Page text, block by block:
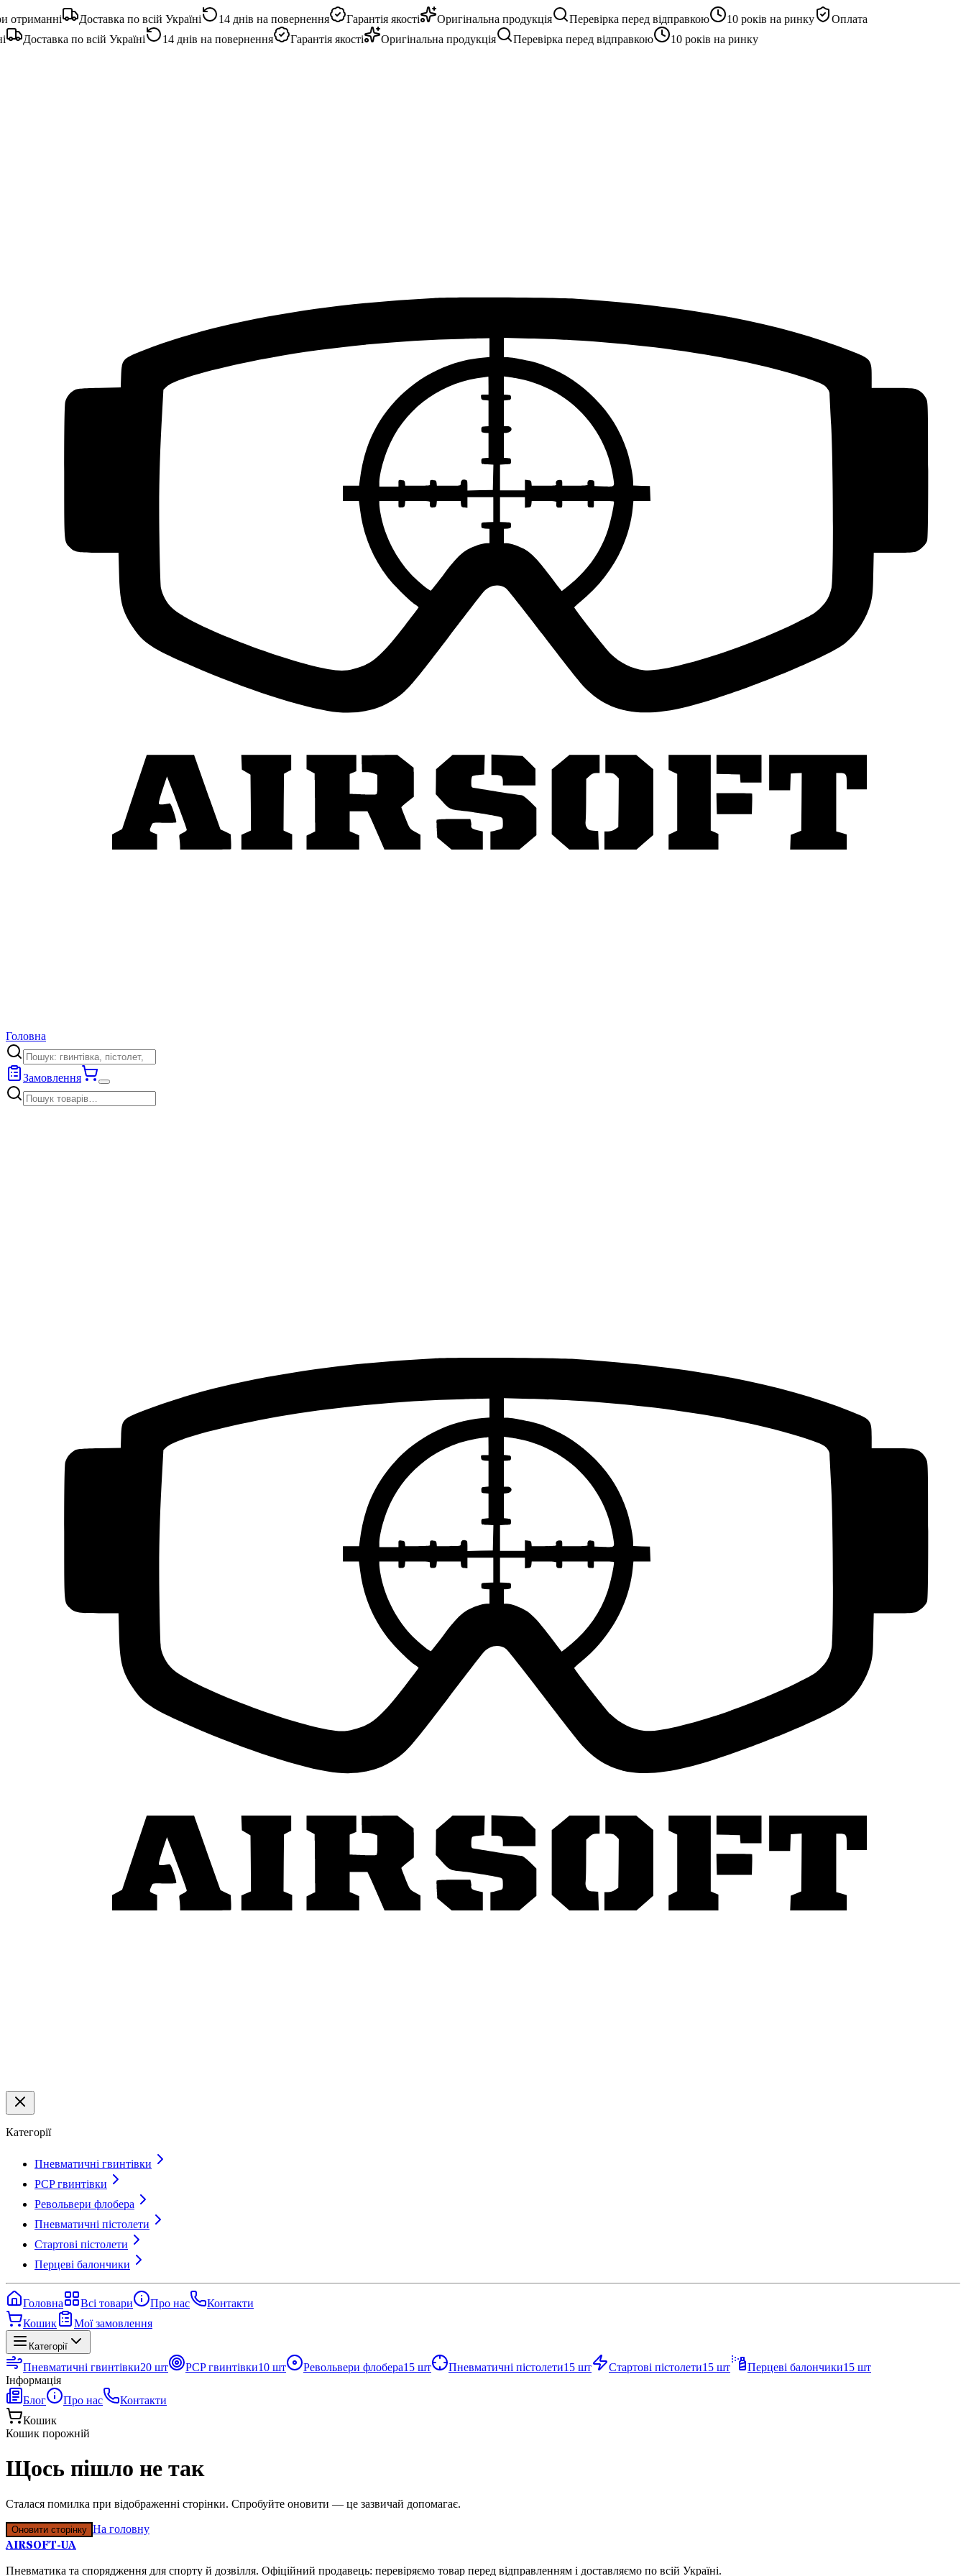
Доставка по всій Україні 14 днів на повернення Гарантія якості Оригінальна продукція Перевірка перед відправкою 10 років на ринку
Оплата
Доставка по всій Україні
14 днів на повернення Гарантія якості Оригінальна продукція Перевірка перед відправкою 10 років на ринку
Головна
Замовлення
Категорії
Пневматичні гвинтівки
PCP гвинтівки
Револьвери флобера
Пневматичні пістолети
Стартові пістолети
Перцеві балончики
Головна Всі товари Про нас
Контакти
Кошик
Мої замовлення
Категорії
Пневматичні гвинтівки20 шт PCP гвинтівки10 шт Револьвери флобера15 шт Пневматичні пістолети15 шт Стартові пістолети15 шт Перцеві балончики15 шт
Інформація
Блог
Про нас
Контакти
Кошик
Кошик порожній
Щось пішло не так
Сталася помилка при відображенні сторінки. Спробуйте оновити — це зазвичай допомагає.
Оновити сторінку На головну
AIRSOFT-UA
Пневматика та спорядження для спорту й дозвілля. Офіційний продавець: перевіряємо товар перед відправленням і доставляємо по всій Україні.